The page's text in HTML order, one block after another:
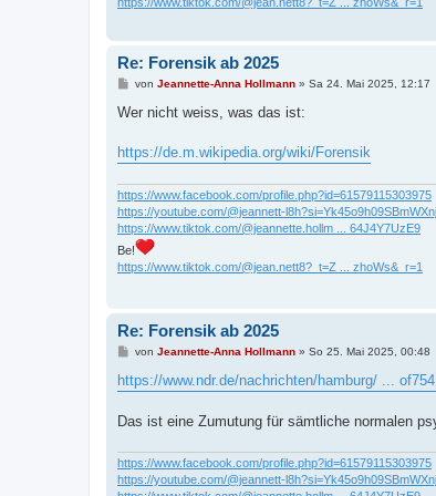
Re: Forensik ab 2025
B
i
a
g
von Jeannette-Anna Hollmann» Sa 24. Mai 2025, 12:17
Wer nicht weiss, was das ist:
https://de.m.wikipedia.org/wiki/Forensik
https://www.facebook.com/profile.php?id=61579115303975
https://youtube.com/@jeannett-l8h?si=Yk45o9h09SBmWXnj
https://www.tiktok.com/@jeannette.hollm ... 64J4Y7UzE9
Be!
https://www.tiktok.com/@jean.nett8?_t=Z ... zhoWs&_r=1
Re: Forensik ab 2025
B
i
t
a
g
von Jeannette-Anna Hollmann» So 25. Mai 2025, 00:48
https://www.ndr.de/nachrichten/hamburg/ ...
Das ist eine Zumutung für sämtliche normalen
https://www.facebook.com/profile.php?id=61579115303975
https://youtube.com/@jeannett-l8h?si=Yk45o9h09SBmWXnj